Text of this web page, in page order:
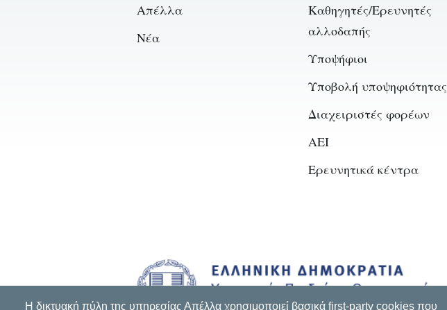
Η δικτυακή πύλη της υπηρεσίας Απέλλα χρησιμοποιεί βασικά first-party cookies που
Απέλλα
Νέα
Καθηγητές/Ερευνητές
αλλοδαπής
Υποψήφιοι
Υποβολή υποψηφιότητας
Διαχειριστές φορέων
AEI
Ερευνητικά κέντρα